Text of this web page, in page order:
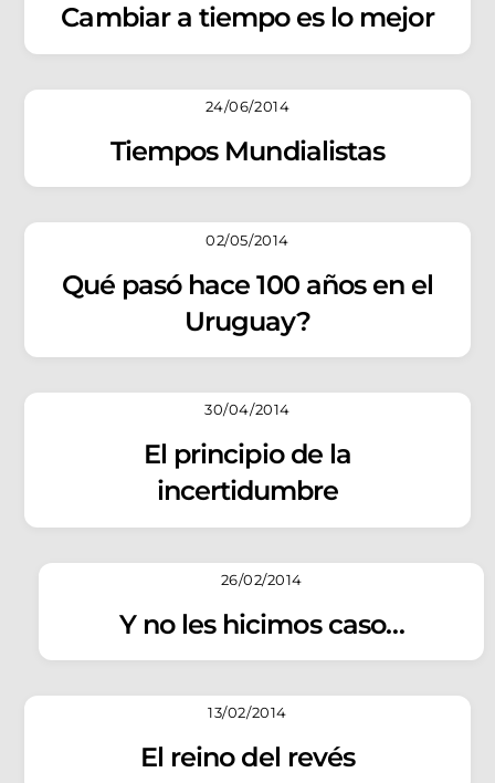
Cambiar a tiempo es lo mejor
24/06/2014
Tiempos Mundialistas
02/05/2014
Qué pasó hace 100 años en el
Uruguay?
30/04/2014
El principio de la
incertidumbre
26/02/2014
Y no les hicimos caso…
13/02/2014
El reino del revés